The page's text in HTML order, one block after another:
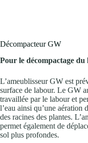
Décompacteur GW
Pour le décompactage
L’ameublisseur GW est
surface de labour. Le GW
travaillée par le labour et
l’eau ainsi qu’une aération
des racines des plantes.
permet également de
sol plus profondes.